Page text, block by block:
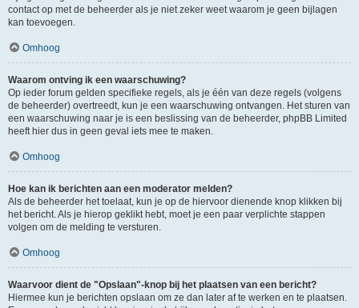
contact op met de beheerder als je niet zeker weet waarom je geen bijlagen
kan toevoegen.
Omhoog
Waarom ontving ik een waarschuwing?
Op ieder forum gelden specifieke regels, als je één van deze regels (volgens
de beheerder) overtreedt, kun je een waarschuwing ontvangen. Het sturen van
een waarschuwing naar je is een beslissing van de beheerder, phpBB Limited
heeft hier dus in geen geval iets mee te maken.
Omhoog
Hoe kan ik berichten aan een moderator melden?
Als de beheerder het toelaat, kun je op de hiervoor dienende knop klikken bij
het bericht. Als je hierop geklikt hebt, moet je een paar verplichte stappen
volgen om de melding te versturen.
Omhoog
Waarvoor dient de "Opslaan"-knop bij het plaatsen van een bericht?
Hiermee kun je berichten opslaan om ze dan later af te werken en te plaatsen.